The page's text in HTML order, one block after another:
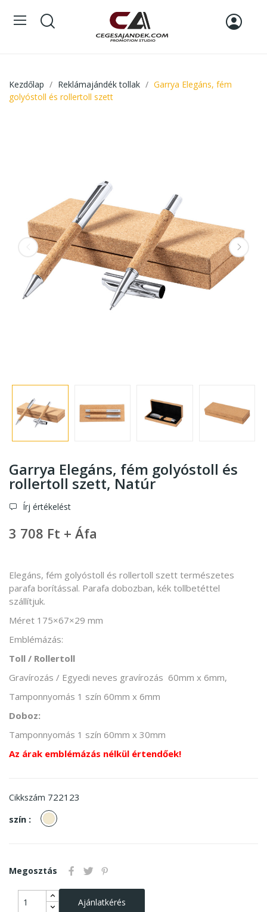
Kezdőlap Reklámajándék tollak
Garrya Elegáns, fém
golyóstoll és rollertoll szett
Garrya Elegáns, fém golyóstoll és
rollertoll szett, Natúr
Írj értékelést
3 708 Ft + Áfa
Elegáns, fém golyóstoll és rollertoll szett természetes
parafa borítással. Parafa dobozban, kék tollbetéttel
szállítjuk.
Méret 175×67×29 mm
Emblémázás:
Toll / Rollertoll
Gravírozás / Egyedi neves gravírozás 60mm x 6mm,
Tamponnyomás 1 szín 60mm x 6mm
Doboz:
Tamponnyomás 1 szín 60mm x 30mm
Az árak emblémázás nélkül értendőek!
Cikkszám 722123
szín :
Natúr
Megosztás
Ajánlatkérés